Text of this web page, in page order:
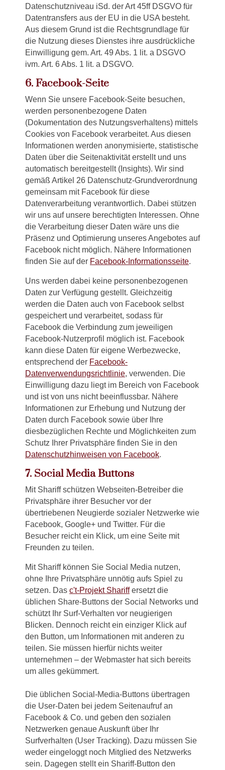
Datenschutzniveau iSd. der Art 45ff DSGVO für
Datentransfers aus der EU in die USA besteht.
Aus diesem Grund ist die Rechtsgrundlage für
die Nutzung dieses Dienstes ihre ausdrückliche
Einwilligung gem. Art. 49 Abs. 1 lit. a DSGVO
ivm. Art. 6 Abs. 1 lit. a DSGVO.
6. Facebook-Seite
Wenn Sie unsere Facebook-Seite besuchen,
werden personenbezogene Daten
(Dokumentation des Nutzungsverhaltens) mittels
Cookies von Facebook verarbeitet. Aus diesen
Informationen werden anonymisierte, statistische
Daten über die Seitenaktivität erstellt und uns
automatisch bereitgestellt (Insights). Wir sind
gemäß Artikel 26 Datenschutz-Grundverordnung
gemeinsam mit Facebook für diese
Datenverarbeitung verantwortlich. Dabei stützen
wir uns auf unsere berechtigten Interessen. Ohne
die Verarbeitung dieser Daten wäre uns die
Präsenz und Optimierung unseres Angebotes auf
Facebook nicht möglich. Nähere Informationen
finden Sie auf der Facebook-Informationsseite.
Uns werden dabei keine personenbezogenen
Daten zur Verfügung gestellt. Gleichzeitig
werden die Daten auch von Facebook selbst
gespeichert und verarbeitet, sodass für
Facebook die Verbindung zum jeweiligen
Facebook-Nutzerprofil möglich ist. Facebook
kann diese Daten für eigene Werbezwecke,
entsprechend der Facebook-
Datenverwendungsrichtlinie, verwenden. Die
Einwilligung dazu liegt im Bereich von Facebook
und ist von uns nicht beeinflussbar. Nähere
Informationen zur Erhebung und Nutzung der
Daten durch Facebook sowie über Ihre
diesbezüglichen Rechte und Möglichkeiten zum
Schutz Ihrer Privatsphäre finden Sie in den
Datenschutzhinweisen von Facebook.
7. Social Media Buttons
Mit Shariff schützen Webseiten-Betreiber die
Privatsphäre ihrer Besucher vor der
übertriebenen Neugierde sozialer Netzwerke wie
Facebook, Google+ und Twitter. Für die
Besucher reicht ein Klick, um eine Seite mit
Freunden zu teilen.
Mit Shariff können Sie Social Media nutzen,
ohne Ihre Privatsphäre unnötig aufs Spiel zu
setzen. Das c't-Projekt Shariffersetzt die
üblichen Share-Buttons der Social Networks und
schützt Ihr Surf-Verhalten vor neugierigen
Blicken. Dennoch reicht ein einziger Klick auf
den Button, um Informationen mit anderen zu
teilen. Sie müssen hierfür nichts weiter
unternehmen – der Webmaster hat sich bereits
um alles gekümmert.
Die üblichen Social-Media-Buttons übertragen
die User-Daten bei jedem Seitenaufruf an
Facebook & Co. und geben den sozialen
Netzwerken genaue Auskunft über Ihr
Surfverhalten (User Tracking). Dazu müssen Sie
weder eingeloggt noch Mitglied des Netzwerks
sein. Dagegen stellt ein Shariff-Button den